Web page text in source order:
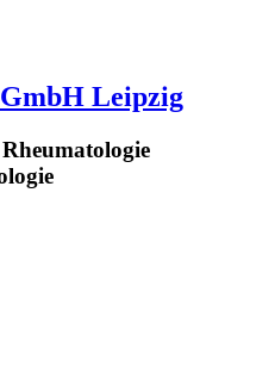
Leipzig